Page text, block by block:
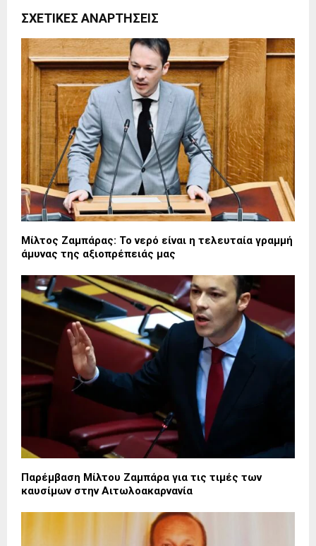
ΣΧΕΤΙΚΈΣ ΑΝΑΡΤΉΣΕΙΣ
Μίλτος Ζαμπάρας: Το νερό είναι η τελευταία γραμμή
άμυνας της αξιοπρέπειάς μας
Παρέμβαση Μίλτου Ζαμπάρα για τις τιμές των
καυσίμων στην Αιτωλοακαρνανία